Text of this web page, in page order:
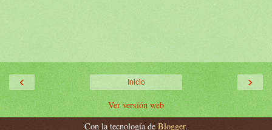
‹ ›
Inicio
Ver versión web
Con la tecnología de Blogger.